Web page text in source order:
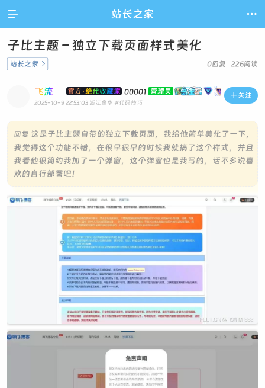
 站长之家 
子比主题 – 独立下载页面样式美化
0回复 226阅读
站长之家 
 关注
飞流 官方·绝代收藏家 00001 管理员
2025-10-9 22:53:03 浙江金华 #代码技巧
回复 这是子比主题自带的独立下载页面，我给他简单美化了一下，
我觉得这个功能不错，在很早很早的时候我就搞了这个样式，并且
我看他很简约我加了一个弹窗，这个弹窗也是我写的，话不多说喜
欢的自行部署吧！